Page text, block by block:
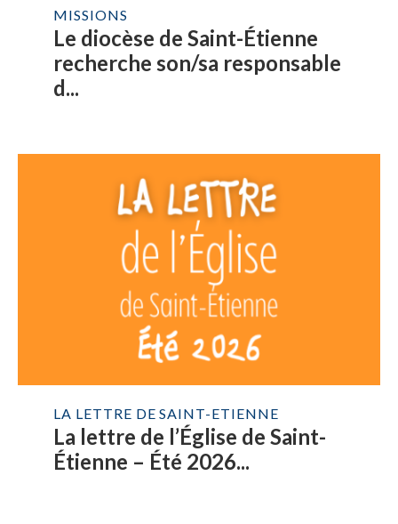
MISSIONS
Le diocèse de Saint-Étienne
recherche son/sa responsable
d...
LA LETTRE DE SAINT-ETIENNE
La lettre de l’Église de Saint-
Étienne – Été 2026...